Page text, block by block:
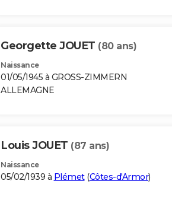
Georgette JOUET (80 ans)
Naissance
01/05/1945 à GROSS-ZIMMERN
ALLEMAGNE
Louis JOUET (87 ans)
Naissance
05/02/1939 à Plémet(Côtes-d'Armor)